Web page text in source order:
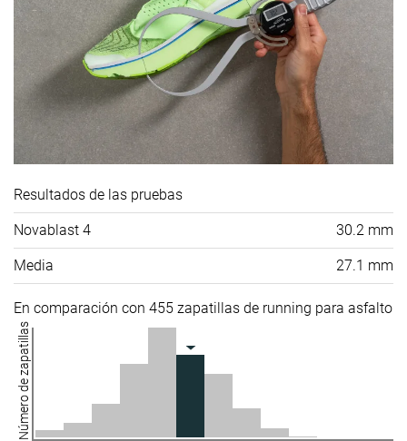
Resultados de las pruebas
Novablast 4 30.2 mm
Media 27.1 mm
En comparación con 455 zapatillas de running para asfalto
Número de zapatillas